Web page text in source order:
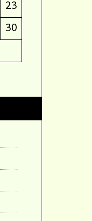
23
30